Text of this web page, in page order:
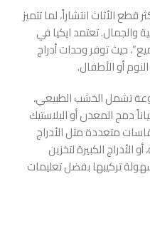
قطع الأثاث انتشاراً، لما تتميز
والجمال. تعتمد ايكيا في
حيث توفر وحدات أدراج
أو الأطفال.
تشمل الخشب الطبيعي،
دمج المعدن أو البلاستيك
متعددة مثل الأدراج
الأدراج الكبيرة لتخزين
تركيبها بفضل تعليمات